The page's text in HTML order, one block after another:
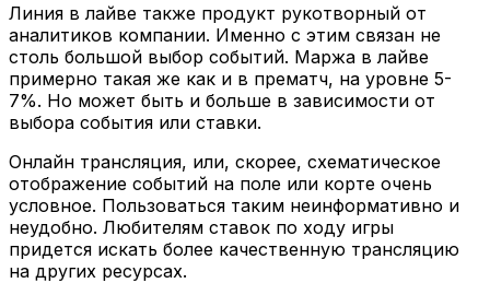
Линия в лайве также продукт рукотворный от
аналитиков компании. Именно с этим связан не
столь большой выбор событий. Маржа в лайве
примерно такая же как и в прематч, на уровне 5-
7%. Но может быть и больше в зависимости от
выбора события или ставки.
Онлайн трансляция, или, скорее, схематическое
отображение событий на поле или корте очень
условное. Пользоваться таким неинформативно и
неудобно. Любителям ставок по ходу игры
придется искать более качественную трансляцию
на других ресурсах.